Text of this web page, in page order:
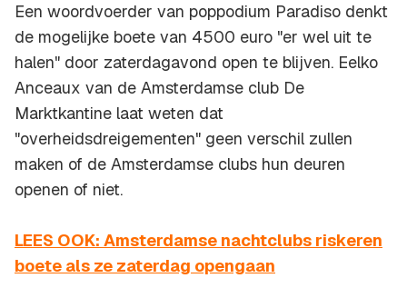
Een woordvoerder van poppodium Paradiso denkt
de mogelijke boete van 4500 euro "er wel uit te
halen" door zaterdagavond open te blijven. Eelko
Anceaux van de Amsterdamse club De
Marktkantine laat weten dat
"overheidsdreigementen" geen verschil zullen
maken of de Amsterdamse clubs hun deuren
openen of niet.
LEES OOK: Amsterdamse nachtclubs riskeren
boete als ze zaterdag opengaan